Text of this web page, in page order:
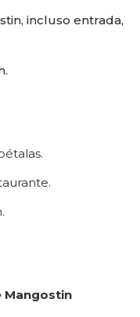
incluso entrada,
Mangostin